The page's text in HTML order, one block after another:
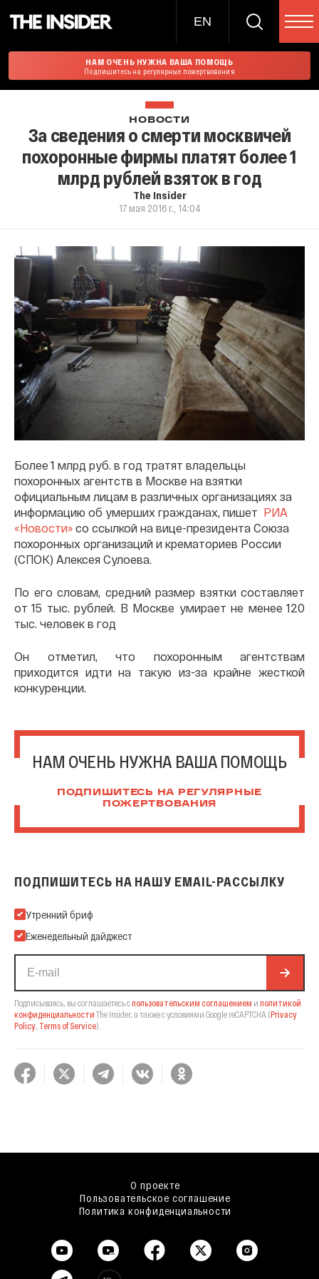
EN
НАМ ОЧЕНЬ НУЖНА ВАША ПОМОЩЬ
Подпишитесь на регулярные пожертвования
НОВОСТИ
За сведения о смерти москвичей
похоронные фирмы платят более 1
млрд рублей взяток в год
The Insider
17 мая 2016 г., 14:04
Более 1 млрд руб. в год тратят владельцы
похоронных агентств в Москве на взятки
официальным лицам в различных организациях за
информацию об умерших гражданах, пишет РИА
«Новости» со ссылкой на вице-президента Союза
похоронных организаций и крематориев России
(СПОК) Алексея Сулоева.
По его словам, средний размер взятки составляет
от 15 тыс. рублей. В Москве умирает не менее 120
тыс. человек в год
Он отметил, что похоронным агентствам
приходится идти на такую из-за крайне жесткой
конкуренции.
НАМ ОЧЕНЬ НУЖНА ВАША ПОМОЩЬ
ПОДПИШИТЕСЬ НА РЕГУЛЯРНЫЕ
ПОЖЕРТВОВАНИЯ
ПОДПИШИТЕСЬ НА НАШУ EMAIL-РАССЫЛКУ
Подпишитесь на нашу Email-рассылку
Утренний бриф
Еженедельный дайджест
Подписываясь, вы соглашаетесь спользовательским соглашением и политикой
конфиденциальности The Insider, а также с условиями Google reCAPTCHA (Privacy
Policy, Terms of Service).
О проекте
Пользовательское соглашение
Политика конфиденциальности